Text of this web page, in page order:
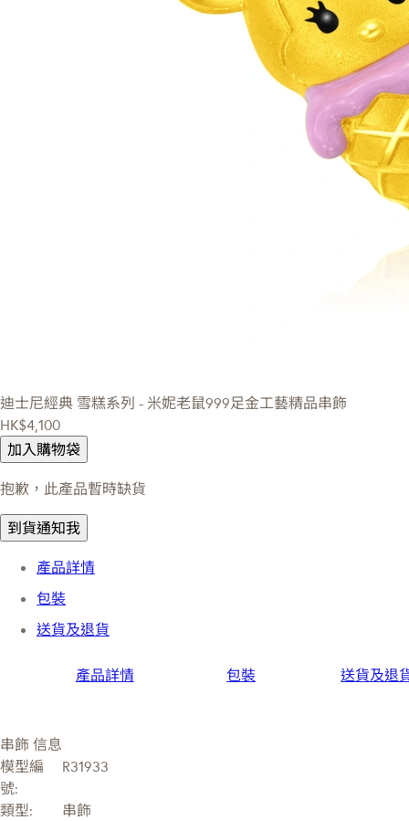
迪士尼經典 雪糕系列 - 米妮老鼠999足金工藝精品串飾
HK$4,100
加入購物袋
抱歉，此產品暫時缺貨
到貨通知我
產品詳情
包裝
送貨及退貨
產品詳情 包裝 送貨及退
串飾 信息
模型編
號:
R31933
類型:
串飾